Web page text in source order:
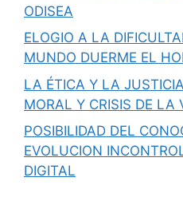
ODISEA
ELOGIO A LA
MUNDO DUERME EL
LA ÉTICA Y LA
MORAL Y CRISIS DE LA
POSIBILIDAD DEL
EVOLUCION
DIGITAL